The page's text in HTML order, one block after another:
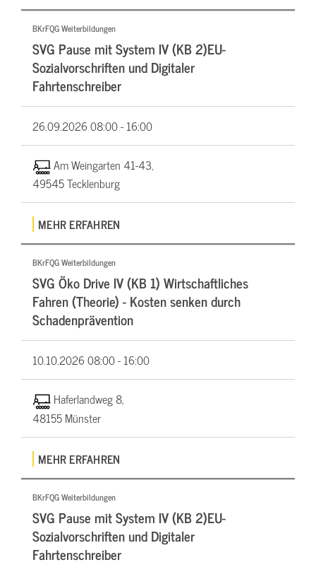
BKrFQG Weiterbildungen
SVG Pause mit System IV (KB 2)EU-
Sozialvorschriften und Digitaler
Fahrtenschreiber
26.09.202608:00 - 16:00
Am Weingarten 41-43,
49545 Tecklenburg
MEHR ERFAHREN
BKrFQG Weiterbildungen
SVG Öko Drive IV (KB 1) Wirtschaftliches
Fahren (Theorie) - Kosten senken durch
Schadenprävention
10.10.202608:00 - 16:00
Haferlandweg 8,
48155 Münster
MEHR ERFAHREN
BKrFQG Weiterbildungen
SVG Pause mit System IV (KB 2)EU-
Sozialvorschriften und Digitaler
Fahrtenschreiber